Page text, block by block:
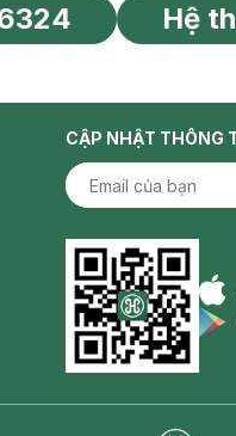
cầu Hệ
CẬP NHẬT THÔNG